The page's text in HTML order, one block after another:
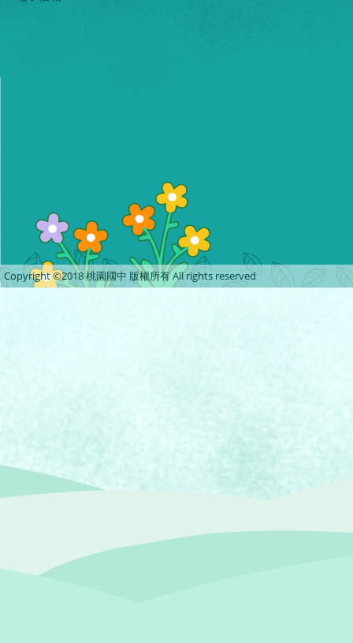
Copyright ©2018 桃園國中 版權所有 All rights reserved